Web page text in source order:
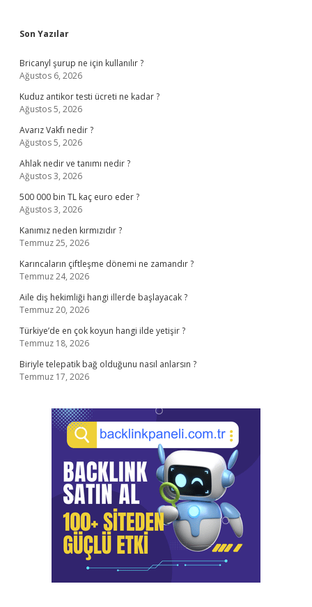
Sidebar
Son Yazılar
Bricanyl şurup ne için kullanılır ?
Ağustos 6, 2026
Kuduz antikor testi ücreti ne kadar ?
Ağustos 5, 2026
Avarız Vakfı nedir ?
Ağustos 5, 2026
Ahlak nedir ve tanımı nedir ?
Ağustos 3, 2026
500 000 bin TL kaç euro eder ?
Ağustos 3, 2026
Kanımız neden kırmızıdır ?
Temmuz 25, 2026
Karıncaların çiftleşme dönemi ne zamandır ?
Temmuz 24, 2026
Aile diş hekimliği hangi illerde başlayacak ?
Temmuz 20, 2026
Türkiye’de en çok koyun hangi ilde yetişir ?
Temmuz 18, 2026
Biriyle telepatik bağ olduğunu nasıl anlarsın ?
Temmuz 17, 2026